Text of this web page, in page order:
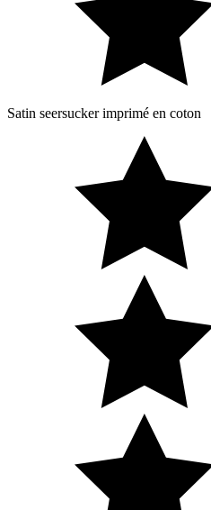
Satin seersucker imprimé en coton